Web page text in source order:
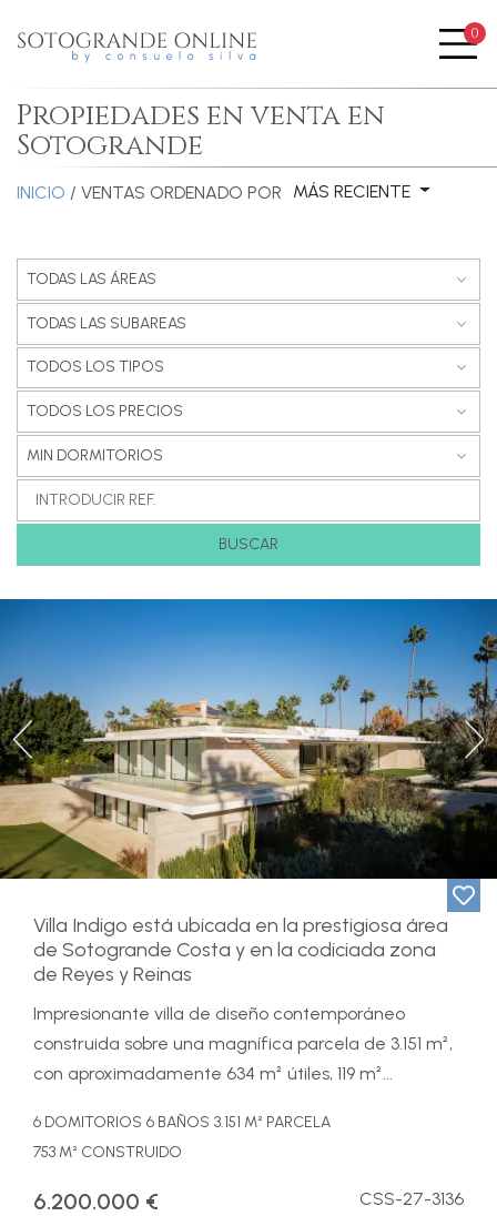
0
Propiedades en venta en
Sotogrande
INICIO / VENTAS ORDENADO POR MÁS RECIENTE
Previous
Villa Indigo está ubicada en la prestigiosa área
de Sotogrande Costa y en la codiciada zona
de Reyes y Reinas
Impresionante villa de diseño contemporáneo
construida sobre una magnífica parcela de 3.151 m²,
con aproximadamente 634 m² útiles, 119 m²...
6 DOMITORIOS 6 BAÑOS 3.151 M² PARCELA
753 M² CONSTRUIDO
6.200.000 € CSS-27-3136
TODAS LAS ÁREAS
TODAS LAS SUBAREAS
TODOS LOS TIPOS
TODOS LOS PRECIOS
MIN DORMITORIOS
BUSCAR